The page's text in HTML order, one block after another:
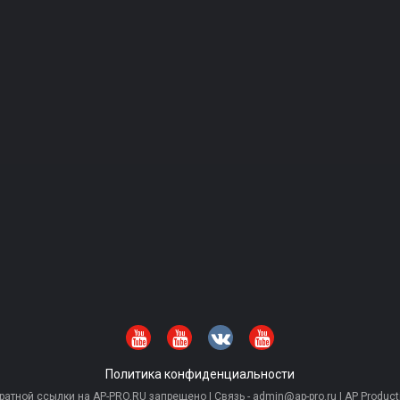
Политика конфиденциальности
ссылки на AP-PRO.RU запрещено | Связь - admin@ap-pro.ru | AP